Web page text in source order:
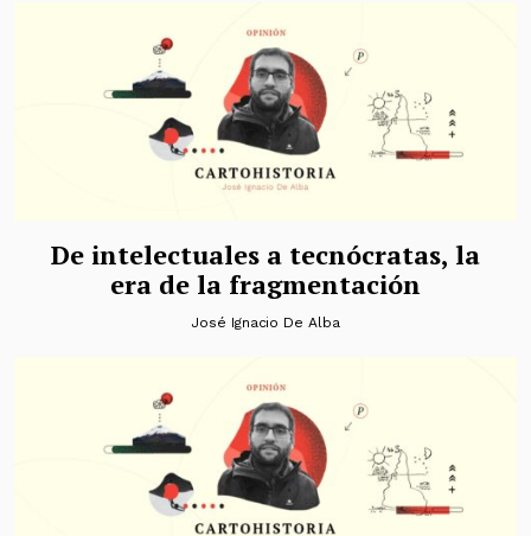
De intelectuales a tecnócratas, la
era de la fragmentación
José Ignacio De Alba